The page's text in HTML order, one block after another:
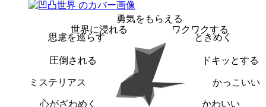
勇気をもらえる
ワクワクする
ときめく
ドキッとする
かっこいい
かわいい
心がざわめく
ミステリアス
圧倒される
思慮を巡らす
世界に浸れる